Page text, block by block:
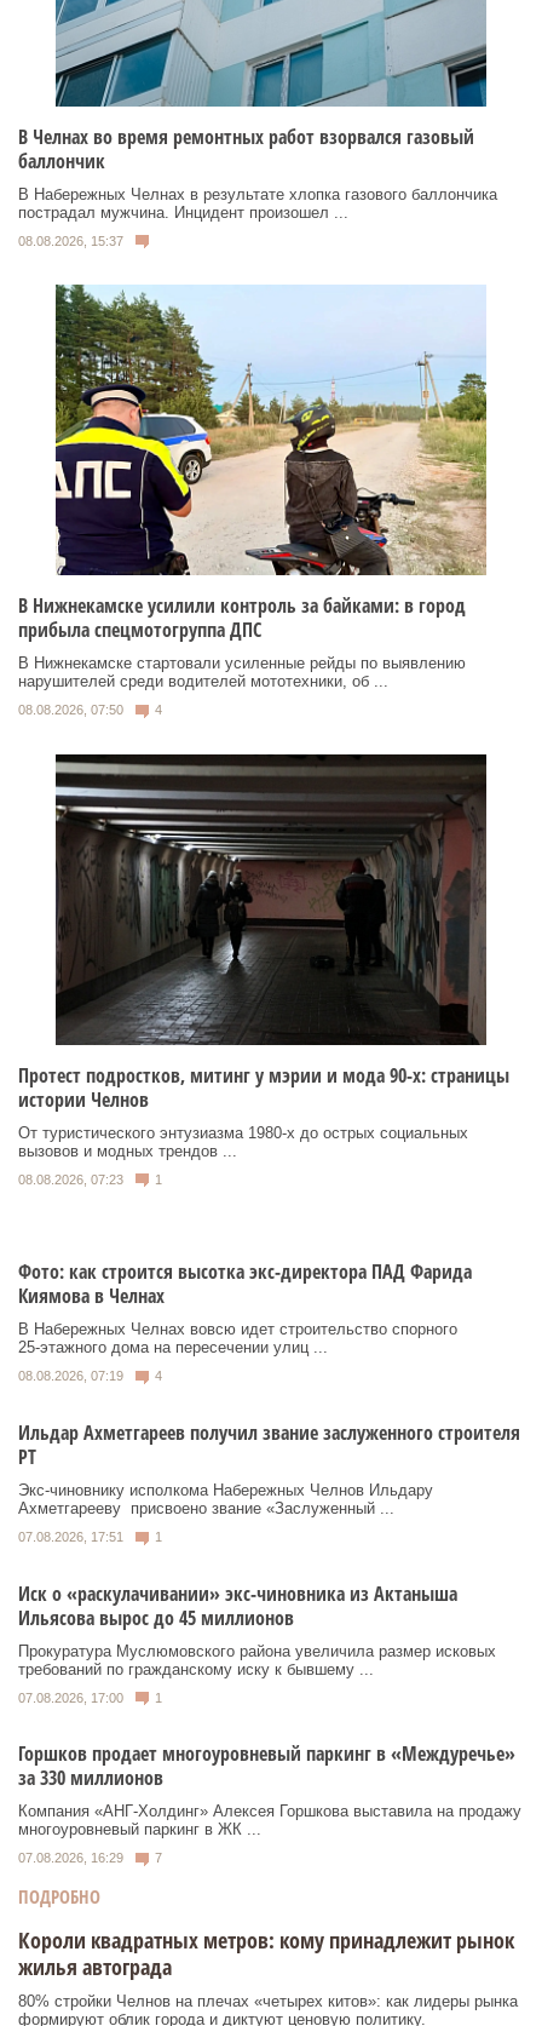
В Челнах во время ремонтных работ взорвался газовый
баллончик
В Набережных Челнах в результате хлопка газового баллончика
пострадал мужчина. Инцидент произошел ...
08.08.2026, 15:37
В Нижнекамске усилили контроль за байками: в город
прибыла спецмотогруппа ДПС
В Нижнекамске стартовали усиленные рейды по выявлению
нарушителей среди водителей мототехники, об ...
08.08.2026, 07:50 4
Протест подростков, митинг у мэрии и мода 90-х: страницы
истории Челнов
От туристического энтузиазма 1980‑х до острых социальных
вызовов и модных трендов ...
08.08.2026, 07:23 1
Фото: как строится высотка экс-директора ПАД Фарида
Киямова в Челнах
В Набережных Челнах вовсю идет строительство спорного
25‑этажного дома на пересечении улиц ...
08.08.2026, 07:19 4
Ильдар Ахметгареев получил звание заслуженного строителя
РТ
Экс‑чиновнику исполкома Набережных Челнов Ильдару
Ахметгарееву присвоено звание «Заслуженный ...
07.08.2026, 17:51 1
Иск о «раскулачивании» экс-чиновника из Актаныша
Ильясова вырос до 45 миллионов
Прокуратура Муслюмовского района увеличила размер исковых
требований по гражданскому иску к бывшему ...
07.08.2026, 17:00 1
Горшков продает многоуровневый паркинг в «Междуречье»
за 330 миллионов
Компания «АНГ-Холдинг» Алексея Горшкова выставила на продажу
многоуровневый паркинг в ЖК ...
07.08.2026, 16:29 7
ПОДРОБНО
Короли квадратных метров: кому принадлежит рынок
жилья автограда
80% стройки Челнов на плечах «четырех китов»: как лидеры рынка
формируют облик города и диктуют ценовую политику.